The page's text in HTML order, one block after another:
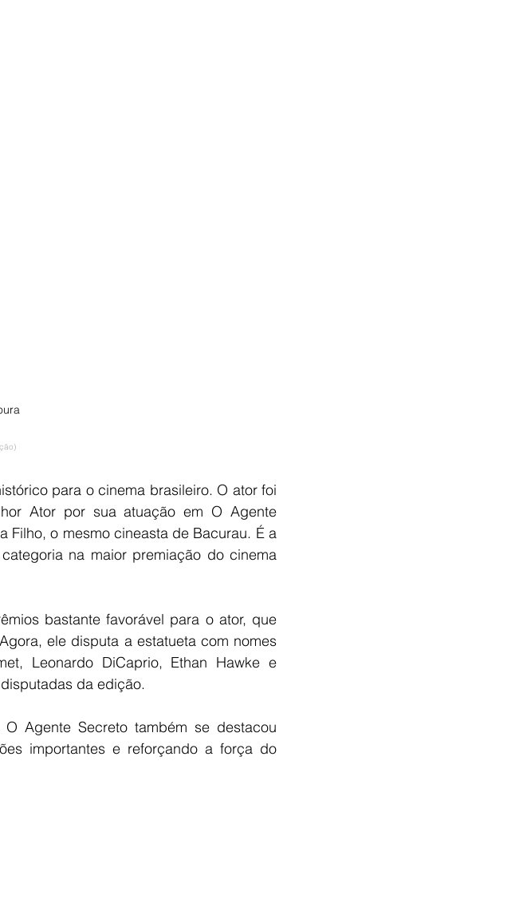
para o cinema brasileiro. O ator foi
Ator por sua atuação em O Agente
Filho, o mesmo cineasta de Bacurau. É a
na maior premiação do cinema
bastante favorável para o ator, que
ele disputa a estatueta com nomes
Leonardo DiCaprio, Ethan Hawke e
da edição.
Agente Secreto também se destacou
importantes e reforçando a força do